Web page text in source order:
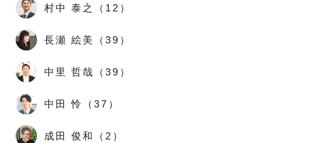
村中 泰之（12）
長瀬 絵美（39）
中里 哲哉（39）
中田 怜（37）
成田 俊和（2）